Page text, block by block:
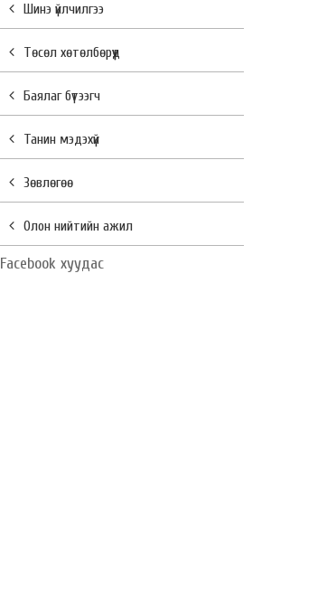
Шинэ үйлчилгээ
Төсөл хөтөлбөрүүд
Баялаг бүтээгч
Танин мэдэхүй
Зөвлөгөө
Олон нийтийн ажил
Facebook хуудас